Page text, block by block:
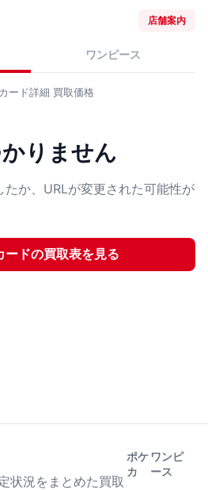
店舗案内
ワンピース
カード詳細 買取価格
りません
か、URLが変更された可能性が
ードの買取表を見る
状況をまとめた買取
ポケ
カ
ワンピ
ース